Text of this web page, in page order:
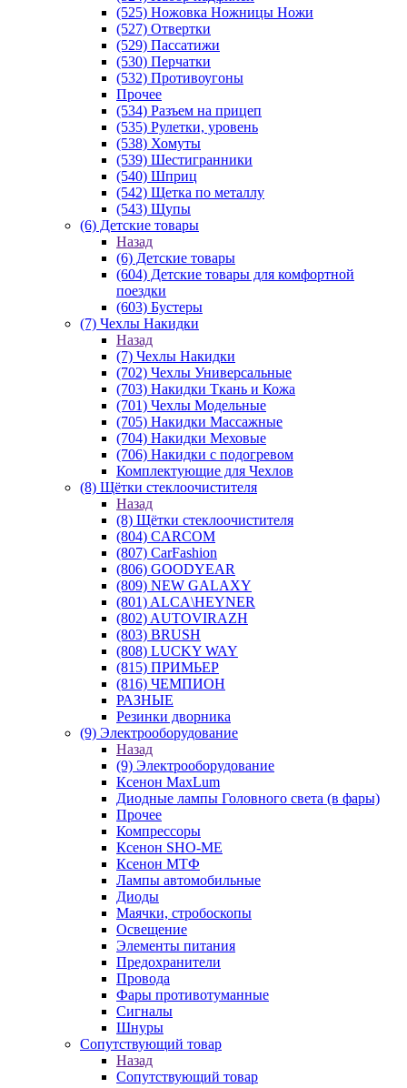
(525) Ножовка Ножницы Ножи
(527) Отвертки
(529) Пассатижи
(530) Перчатки
(532) Противоугоны
Прочее
(534) Разъем на прицеп
(535) Рулетки, уровень
(538) Хомуты
(539) Шестигранники
(540) Шприц
(542) Щетка по металлу
(543) Щупы
(6) Детские товары
Назад
(6) Детские товары
(604) Детские товары для комфортной
поездки
(603) Бустеры
(7) Чехлы Накидки
Назад
(7) Чехлы Накидки
(702) Чехлы Универсальные
(703) Накидки Ткань и Кожа
(701) Чехлы Модельные
(705) Накидки Массажные
(704) Накидки Меховые
(706) Накидки с подогревом
Комплектующие для Чехлов
(8) Щётки стеклоочистителя
Назад
(8) Щётки стеклоочистителя
(804) CARCOM
(807) CarFashion
(806) GOODYEAR
(809) NEW GALAXY
(801) ALCA\HEYNER
(802) AUTOVIRAZH
(803) BRUSH
(808) LUCKY WAY
(815) ПРИМЬЕР
(816) ЧЕМПИОН
РАЗНЫЕ
Резинки дворника
(9) Электрооборудование
Назад
(9) Электрооборудование
Ксенон MaxLum
Диодные лампы Головного света (в фары)
Прочее
Компрессоры
Ксенон SHO-ME
Ксенон МТФ
Лампы автомобильные
Диоды
Маячки, стробоскопы
Освещение
Элементы питания
Предохранители
Провода
Фары противотуманные
Сигналы
Шнуры
Сопутствующий товар
Назад
Сопутствующий товар